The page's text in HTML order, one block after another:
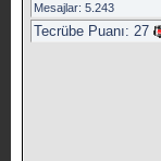
Mesajlar: 5.243
Tecrübe Puanı: 27